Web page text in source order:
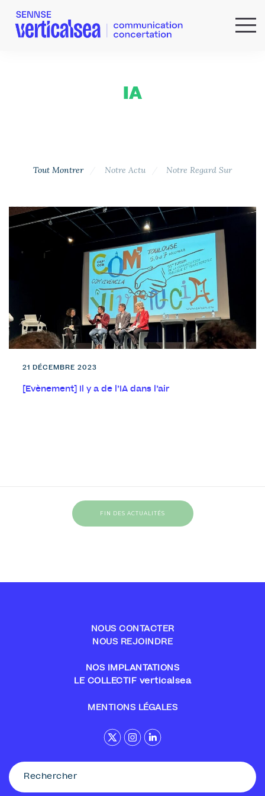
IA
Tout Montrer Notre Actu Notre Regard Sur
21 DÉCEMBRE 2023
[Evènement] Il y a de l’IA dans l’air
FIN DES ACTUALITÉS
NOUS CONTACTER
NOUS REJOINDRE
NOS IMPLANTATIONS
LE COLLECTIF verticalsea
MENTIONS LÉGALES